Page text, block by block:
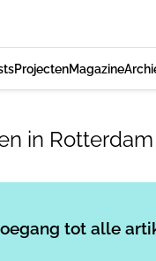
ProjectenMagazine
in Rotterdam
tot alle